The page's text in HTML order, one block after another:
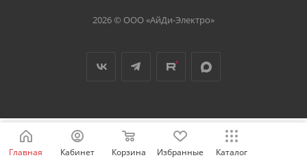
2026 © ООО «АйДи-Электро»
Главная Кабинет Корзина Избранные Каталог